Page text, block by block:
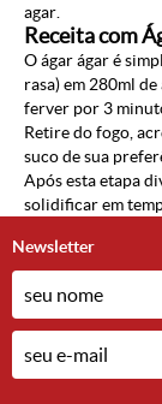
agar
Receita com
Oágar ágaré
rasa) em 280ml
ferver por 3
Retire do fogo,
suco de sua
Após esta etapa
solidificar em
Newsletter